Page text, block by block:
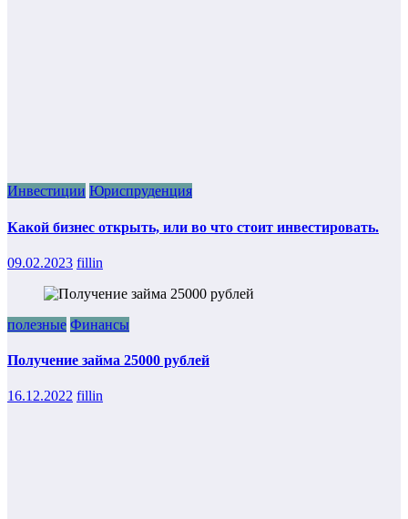
Инвестиции Юриспруденция
Какой бизнес открыть, или во что стоит инвестировать.
09.02.2023 fillin
полезные Финансы
Получение займа 25000 рублей
16.12.2022 fillin